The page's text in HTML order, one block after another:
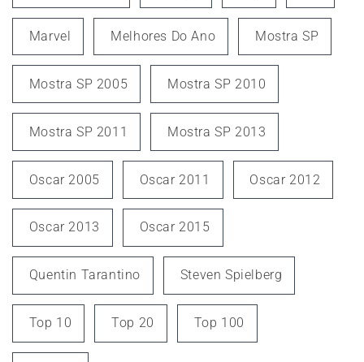
Marvel Melhores Do Ano Mostra SP
Mostra SP 2005 Mostra SP 2010
Mostra SP 2011 Mostra SP 2013
Oscar 2005 Oscar 2011 Oscar 2012
Oscar 2013 Oscar 2015
Quentin Tarantino Steven Spielberg
Top 10 Top 20 Top 100